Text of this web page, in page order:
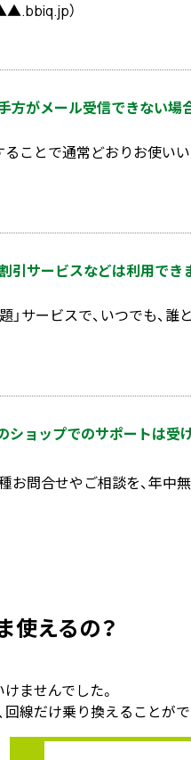
）
方がメール受信できない場
ことで通常どおりお使い
引サービスなどは利用でき
」サービスで、いつでも、
ショップでのサポートは受
お問合せやご相談を、年中
使えるの？
ませんでした。
線だけ乗り換えることが